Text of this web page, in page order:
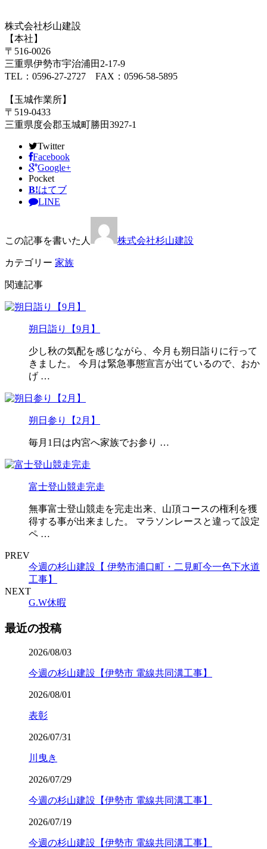
株式会社杉山建設
【本社】
〒516-0026
三重県伊勢市宇治浦田2-17-9
TEL：0596-27-2727 FAX：0596-58-5895
【玉城作業所】
〒519-0433
三重県度会郡玉城町勝田3927-1
Twitter
Facebook
Google+
Pocket
B!はてブ
LINE
この記事を書いた人 株式会社杉山建設
カテゴリー 家族
関連記事
朔日詣り【9月】
少し秋の気配を感じながら、今月も朔日詣りに行って
きました。 今月は緊急事態宣言が出ているので、おか
げ …
朔日参り【2月】
毎月1日は内宮へ家族でお参り …
富士登山競走完走
無事富士登山競走を完走出来、山頂コースの権利を獲
得する事が出来ました。 マラソンレースと違って設定
ペ …
PREV
今週の杉山建設【 伊勢市浦口町・二見町今一色下水道
工事】
NEXT
G.W休暇
最近の投稿
2026/08/03
今週の杉山建設【伊勢市 電線共同溝工事】
2026/08/01
表彰
2026/07/31
川曳き
2026/07/29
今週の杉山建設【伊勢市 電線共同溝工事】
2026/07/19
今週の杉山建設【伊勢市 電線共同溝工事】